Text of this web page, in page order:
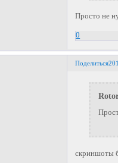
Просто не
0
Поделиться
скриншоты